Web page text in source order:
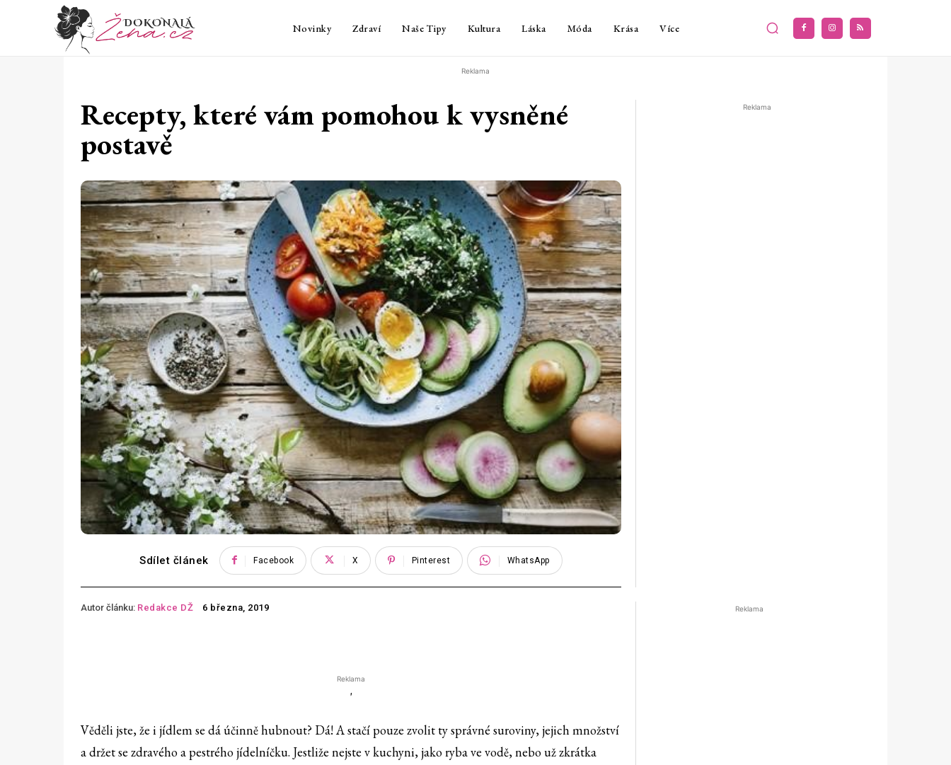
Novinky Zdraví Naše Tipy Kultura Láska Móda Krása Více
Reklama
Recepty, které vám pomohou k vysněné
postavě
Sdílet článek Facebook X Pinterest WhatsApp
Reklama
Autor článku: Redakce DŽ 6 března, 2019
Reklama
'
Věděli jste, že i jídlem se dá účinně hubnout? Dá! A stačí pouze zvolit ty správné suroviny, jejich množství
a držet se zdravého a pestrého jídelníčku. Jestliže nejste v kuchyni, jako ryba ve vodě, nebo už zkrátka
Reklama